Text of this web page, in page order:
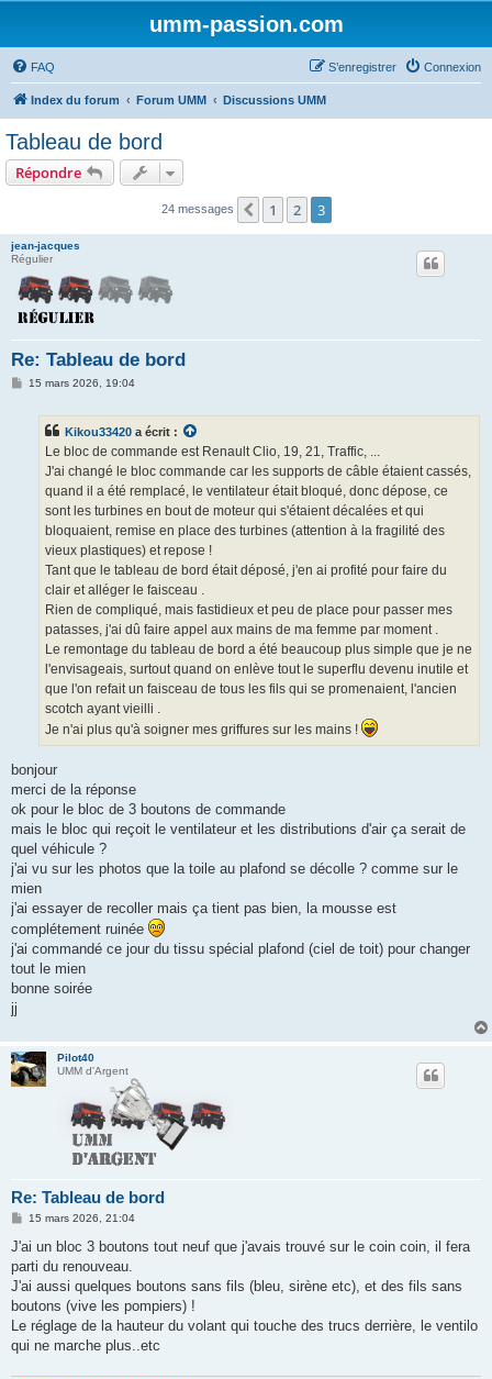
umm-passion.com
FAQ Connexion
S’enregistrer
Index du forum Forum UMM Discussions UMM
Tableau de bord
Répondre
24 messages Précédente
1 2 3
jean-jacques
Régulier
Re: Tableau de bord
M15 mars 2026, 19:04
Kikou33420 a écrit :
Le bloc de commande est Renault Clio, 19, 21, Traffic, ...
J'ai changé le bloc commande car les supports de câble étaient cassés,
quand il a été remplacé, le ventilateur était bloqué, donc dépose, ce
sont les turbines en bout de moteur qui s'étaient décalées et qui
bloquaient, remise en place des turbines (attention à la fragilité des
vieux plastiques) et repose !
Tant que le tableau de bord était déposé, j'en ai profité pour faire du
clair et alléger le faisceau .
Rien de compliqué, mais fastidieux et peu de place pour passer mes
patasses, j'ai dû faire appel aux mains de ma femme par moment .
Le remontage du tableau de bord a été beaucoup plus simple que je ne
l'envisageais, surtout quand on enlève tout le superflu devenu inutile et
que l'on refait un faisceau de tous les fils qui se promenaient, l'ancien
scotch ayant vieilli .
Je n'ai plus qu'à soigner mes griffures sur les mains !
bonjour
merci de la réponse
ok pour le bloc de 3 boutons de commande
mais le bloc qui reçoit le ventilateur et les distributions d'air ça serait de
quel véhicule ?
j'ai vu sur les photos que la toile au plafond se décolle ? comme sur le
mien
j'ai essayer de recoller mais ça tient pas bien, la mousse est
complétement ruinée
j'ai commandé ce jour du tissu spécial plafond (ciel de toit) pour changer
tout le mien
bonne soirée
jj
Pilot40
UMM d'Argent
Re: Tableau de bord
M
s
a
g
15 mars 2026, 21:04
J'ai un bloc 3 boutons tout neuf que j'avais trouvé sur le coin coin, il fera
parti du renouveau.
J'ai aussi quelques boutons sans fils (bleu, sirène etc), et des fils sans
boutons (vive les pompiers) !
Le réglage de la hauteur du volant qui touche des trucs derrière, le ventilo
qui ne marche plus..etc